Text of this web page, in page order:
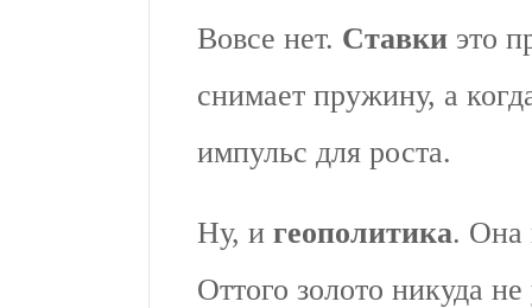
Вовсе нет. Ставки это
снимает пружину, а
импульс для роста.
Ну, и геополитика. Она
Оттого золото никуда